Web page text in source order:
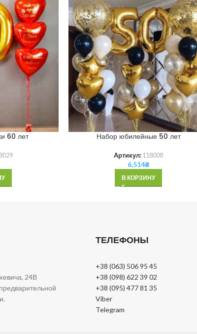
60 лет Набор юбилейные 50 лет
Артикул: 118008
6,514₴
В КОРЗИНУ
24В
ТЕЛЕФОНЫ
+38 (063) 506 95 45
+38 (098) 622 39 02
+38 (095) 477 81 35
Viber
Telegram